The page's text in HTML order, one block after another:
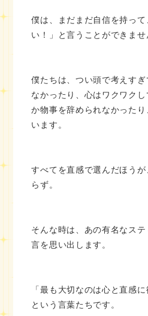
僕は、まだまだ自信を持っ
い！」と言うことができませ
僕たちは、つい頭で考えす
なかったり、心はワクワク
か物事を辞められなかった
います。
すべてを直感で選んだほう
らず。
そんな時は、あの有名なス
言を思い出します。
「最も大切なのは心と直感
という言葉たちです。